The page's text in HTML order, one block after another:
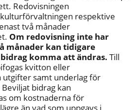
Redovisningen
respektive
två månader
Om redovisning inte har
månader kan tidigare
komma att ändras. Till
kvitton eller
utgifter samt underlag för
bidrag kan
om kostnaderna för
än vad som uppgavs i